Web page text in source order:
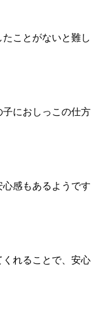
ことがないと難し
におしっこの仕方
感もあるようです
れることで、安心